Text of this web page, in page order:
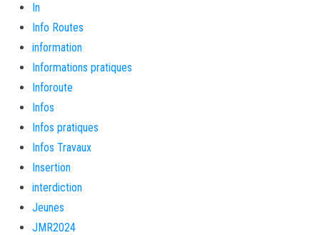
In
Info Routes
information
Informations pratiques
Inforoute
Infos
Infos pratiques
Infos Travaux
Insertion
interdiction
Jeunes
JMR2024